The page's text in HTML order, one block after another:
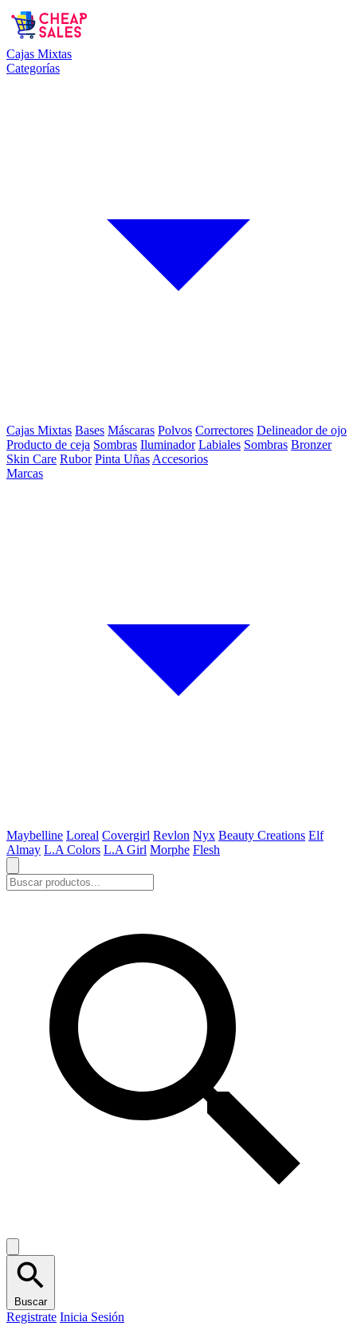
Cajas Mixtas
Categorías
Cajas Mixtas Bases Máscaras Polvos Correctores Delineador de ojo
Producto de ceja Sombras Iluminador Labiales Sombras Bronzer
Skin Care Rubor Pinta Uñas Accesorios
Marcas
Maybelline Loreal Covergirl Revlon Nyx Beauty Creations Elf
Almay L.A Colors L.A Girl Morphe Flesh
Buscar
Registrate Inicia Sesión